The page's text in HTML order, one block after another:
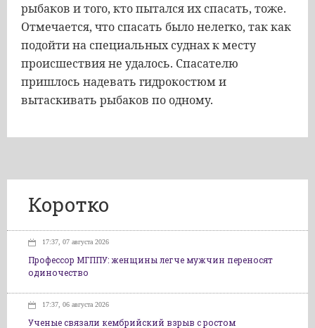
рыбаков и того, кто пытался их спасать, тоже.
Отмечается, что спасать было нелегко, так как
подойти на специальных суднах к месту
происшествия не удалось. Спасателю
пришлось надевать гидрокостюм и
вытаскивать рыбаков по одному.
Коротко
17:37, 07 августа 2026
Профессор МГППУ: женщины легче мужчин переносят
одиночество
17:37, 06 августа 2026
Ученые связали кембрийский взрыв с ростом